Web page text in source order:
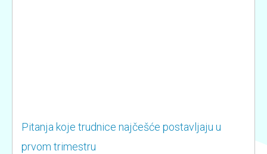
Pitanja koje trudnice najčešće postavljaju u
prvom trimestru